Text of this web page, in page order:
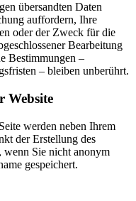
übersandten Daten
auffordern, Ihre
oder der Zweck für die
Bearbeitung
Bestimmungen –
– bleiben unberührt.
Website
werden neben Ihrem
der Erstellung des
Sie nicht anonym
gespeichert.